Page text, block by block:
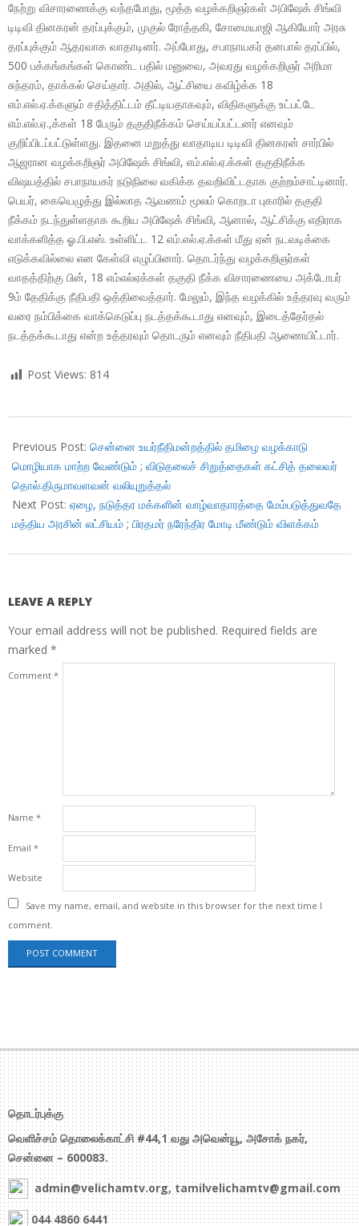
நேற்று விசாரணைக்கு வந்தபோது, மூத்த வழக்கறிஞர்கள் அபிஷேக் சிங்வி
டிடிவி தினகரன் தரப்புக்கும், முகுல் ரோத்தகி, சோமையாஜி ஆகியோர் அரசு
தரப்புக்கும் ஆதரவாக வாதாடினர். அப்போது, சபாநாயகர் தனபால் தரப்பில்,
500 பக்கங்கங்கள் கொண்ட பதில் மனுவை, அவரது வழக்கறிஞர் அரிமா
சுந்தரம், தாக்கல் செய்தார். அதில், ஆட்சியை கவிழ்க்க 18
எம்.எல்.ஏ.க்களும் சதித்திட்டம் தீட்டியதாகவும், விதிகளுக்கு உட்பட்டே
எம்.எல்.ஏ.,க்கள் 18 பேரும் தகுதிநீக்கம் செய்யப்பட்டனர் எனவும்
குறிப்பிடப்பட்டுள்ளது. இதனை மறுத்து வாதாடிய டிடிவி தினகரன் சார்பில்
ஆஜரான வழக்கறிஞர் அபிஷேக் சிங்வி, எம்.எல்.ஏ.க்கள் தகுதிநீக்க
விஷயத்தில் சபாநாயகர் நடுநிலை வகிக்க தவறிவிட்டதாக குற்றம்சாட்டினார்.
பெயர், கையெழுத்து இல்லாத ஆவணம் மூலம் கொறடா புகாரில் தகுதி
நீக்கம் நடந்துள்ளதாக கூறிய அபிஷேக் சிங்வி, ஆனால், ஆட்சிக்கு எதிராக
வாக்களித்த ஓ.பி.எஸ். உள்ளிட்ட 12 எம்.எல்.ஏ.க்கள் மீது ஏன் நடவடிக்கை
எடுக்கவில்லை என கேள்வி எழுப்பினார். தொடர்ந்து வழக்கறிஞர்கள்
வாதத்திற்கு பின், 18 எம்எல்ஏக்கள் தகுதி நீக்க விசாரணையை அக்டோபர்
9ம் தேதிக்கு நீதிபதி ஒத்திவைத்தார். மேலும், இந்த வழக்கில் உத்தரவு வரும்
வரை நம்பிக்கை வாக்கெடுப்பு நடத்தக்கூடாது எனவும், இடைத்தேர்தல்
நடத்தக்கூடாது என்ற உத்தரவும் தொடரும் எனவும் நீதிபதி ஆணையிட்டார்.
Post Views: 814
10-
05
Previous Post: சென்னை உயர்நீதிமன்றத்தில் தமிழை வழக்காடு
மொழியாக மாற்ற வேண்டும் ; விடுதலைச் சிறுத்தைகள் கட்சித் தலைவர்
தொல்.திருமாவளவன் வலியுறுத்தல்
Next Post: ஏழை, நடுத்தர மக்களின் வாழ்வாதாரத்தை மேம்படுத்துவதே
மத்திய அரசின் லட்சியம் ; பிரதமர் நரேந்திர மோடி மீண்டும் விளக்கம்
LEAVE A REPLY
Your email address will not be published. Required fields are
marked *
Comment *
Name *
Email *
Website
Save my name, email, and website in this browser for the next time I
comment.
தொடர்புக்கு
வெளிச்சம் தொலைக்காட்சி #44,1 வது அவென்யூ, அசோக் நகர்,
சென்னை – 600083.
admin@velichamtv.org, tamilvelichamtv@gmail.com
044 4860 6441